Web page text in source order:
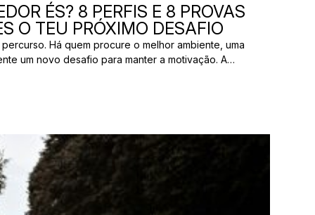
ÉS? 8 PERFIS E 8 PROVAS
O TEU PRÓXIMO DESAFIO
Há quem procure o melhor ambiente, uma
um novo desafio para manter a motivação. A
ter nada a ver com aquilo que outro […]